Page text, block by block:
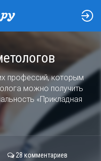
профессий, которым
можно получить
«Прикладная
28 комментариев